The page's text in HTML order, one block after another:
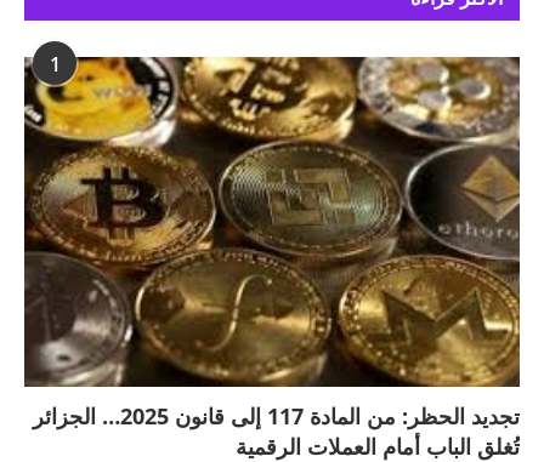
1
تجديد الحظر: من المادة 117 إلى قانون 2025… الجزائر
تُغلق الباب أمام العملات الرقمية